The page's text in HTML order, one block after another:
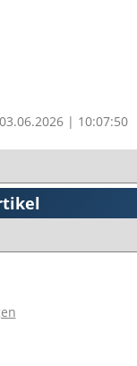
03.06.2026 | 10:07:50